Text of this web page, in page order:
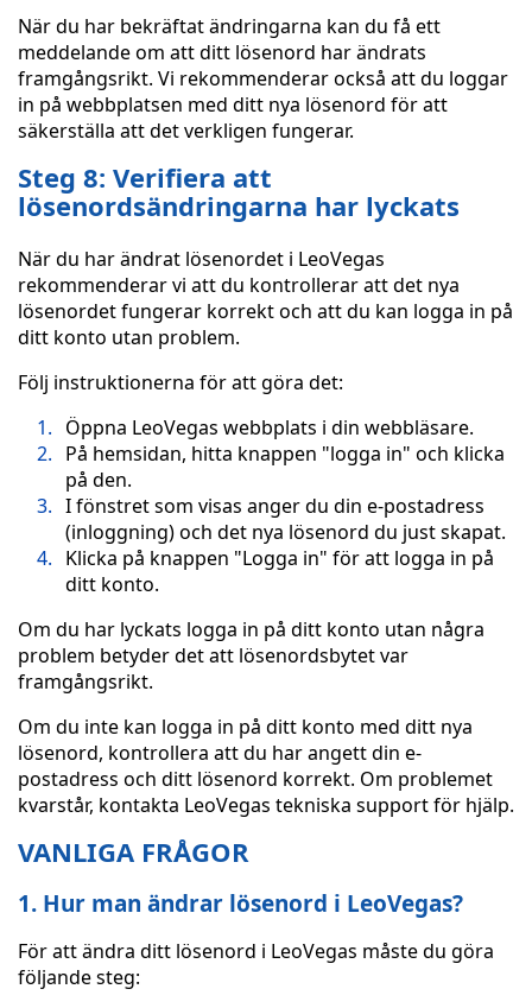
När du har bekräftat ändringarna kan du få ett
meddelande om att ditt lösenord har ändrats
framgångsrikt. Vi rekommenderar också att du loggar
in på webbplatsen med ditt nya lösenord för att
säkerställa att det verkligen fungerar.
Steg 8: Verifiera att
lösenordsändringarna har lyckats
När du har ändrat lösenordet i LeoVegas
rekommenderar vi att du kontrollerar att det nya
lösenordet fungerar korrekt och att du kan logga in på
ditt konto utan problem.
Följ instruktionerna för att göra det:
Öppna LeoVegas webbplats i din webbläsare.
På hemsidan, hitta knappen "logga in" och klicka
på den.
I fönstret som visas anger du din e-postadress
(inloggning) och det nya lösenord du just skapat.
Klicka på knappen "Logga in" för att logga in på
ditt konto.
Om du har lyckats logga in på ditt konto utan några
problem betyder det att lösenordsbytet var
framgångsrikt.
Om du inte kan logga in på ditt konto med ditt nya
lösenord, kontrollera att du har angett din e-
postadress och ditt lösenord korrekt. Om problemet
kvarstår, kontakta LeoVegas tekniska support för hjälp.
VANLIGA FRÅGOR
1. Hur man ändrar lösenord i LeoVegas?
För att ändra ditt lösenord i LeoVegas måste du göra
följande steg: